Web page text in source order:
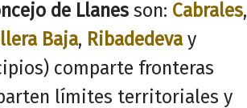
de Llanes son: Cabrales,
Baja, Ribadedevay
comparte fronteras
límites territoriales y